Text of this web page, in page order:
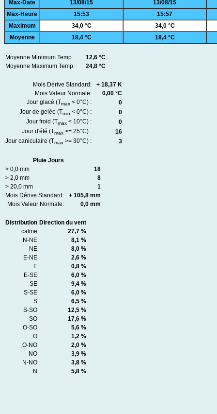
Max-Date
13/08/15
13/08/15
Max-Heure
15:53
15:57
Maximum
34,0 °C
34,0 °C
Moyenne
18,4 °C 18,4 °C
Moyenne Minimum Temp.
12,6 °C
Moyenne Maximum Temp.
24,8 °C
Mois Dérive Standard:
+ 18,37 K
Mois Valeur Normale:
0,00 °C
Jour glacé (Tmax < 0°C) :
0
Jour de gelée (Tmin < 0°C) :
0
Jour froid (Tmax < 10°C) :
0
Jour d'été (Tmax >= 25°C) :
16
Jour caniculaire (Tmax >= 30°C) : 3
Pluie Jours
> 0,0 mm
18
> 2,0 mm
8
> 20,0 mm
1
Mois Dérive Standard:
+ 105,8 mm
Mois Valeur Normale:
0,0 mm
Distribution Direction du vent
calme
27,7 %
N-NE
8,1 %
NE
8,0 %
E-NE
2,6 %
E
0,8 %
E-SE
6,0 %
SE
9,4 %
S-SE
6,0 %
S
6,5 %
S-SO
12,5 %
SO
17,6 %
O-SO
5,6 %
O
1,2 %
O-NO
2,0 %
NO
3,9 %
N-NO
3,8 %
N
5,8 %